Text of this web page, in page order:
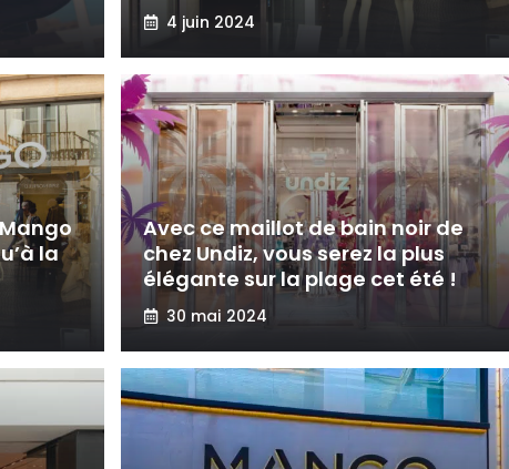
4 juin 2024
la
Avec ce maillot de bain noir de
chez Undiz, vous serez la plus
élégante sur la plage cet été !
30 mai 2024